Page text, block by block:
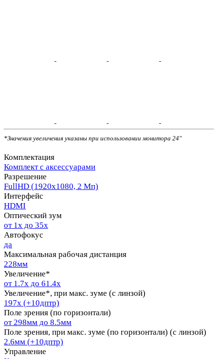
*Значения увеличения указаны при использовании монитора 24"
Комплектация
Комплект с аксессуарами
Разрешение
FullHD (1920х1080, 2 Мп)
Интерфейс
HDMI
Оптический зум
от 1х до 35х
Автофокус
да
Максимальная рабочая дистанция
228мм
Увеличение*
от 1.7х до 61.4х
Увеличение*, при макс. зуме (с линзой)
197х (+10дптр)
Поле зрения (по горизонтали)
от 298мм до 8.5мм
Поле зрения, при макс. зуме (по горизонтали) (с линзой)
2.6мм (+10дптр)
Управление